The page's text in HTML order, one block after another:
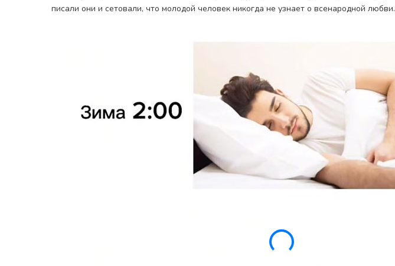
писали они и сетовали, что молодой человек никогда не узнает о всенародной любви.